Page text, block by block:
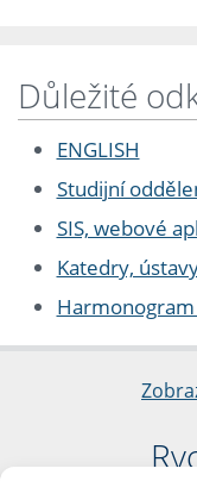
Důležité
ENGLISH
Studijní
SIS, webové
Katedry,